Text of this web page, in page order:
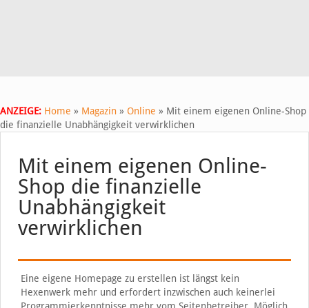
ANZEIGE: Home » Magazin » Online » Mit einem eigenen Online-Shop
die finanzielle Unabhängigkeit verwirklichen
Mit einem eigenen Online-
Shop die finanzielle
Unabhängigkeit
verwirklichen
Eine eigene Homepage zu erstellen ist längst kein
Hexenwerk mehr und erfordert inzwischen auch keinerlei